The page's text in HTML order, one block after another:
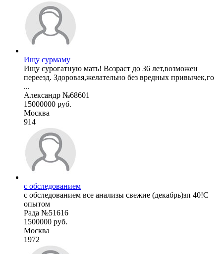
Ищу сурмаму
Ищу сурогатную мать! Возраст до 36 лет,возможен
переезд. Здоровая,желательно без вредных привычек,го
...
Александр №68601
15000000 руб.
Москва
914
с обследованием
с обследованием все анализы свежие (декабрь)зп 40!С
опытом
Рада №51616
1500000 руб.
Москва
1972